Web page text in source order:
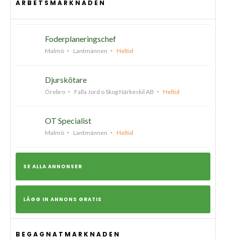
ARBETSMARKNADEN
Foderplaneringschef
Malmö Lantmännen Heltid
Djurskötare
Örebro Falla Jord o Skog Närkeskil AB Heltid
OT Specialist
Malmö Lantmännen Heltid
SE ALLA ANNONSER
LÄGG IN ANNONS GRATIS
BEGAGNATMARKNADEN